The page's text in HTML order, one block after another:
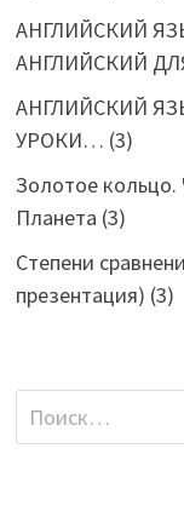
АНГЛИЙСКИЙ
АНГЛИЙСКИЙ
АНГЛИЙСКИЙ
УРОКИ… (3)
Золотое кольцо.
Планета (3)
Степени
презентация) (3)
Найти: